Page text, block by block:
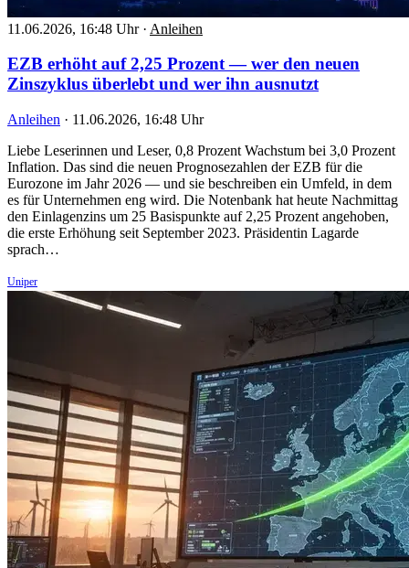
11.06.2026, 16:48 Uhr · Anleihen
EZB erhöht auf 2,25 Prozent — wer den neuen
Zinszyklus überlebt und wer ihn ausnutzt
Anleihen · 11.06.2026, 16:48 Uhr
Liebe Leserinnen und Leser, 0,8 Prozent Wachstum bei 3,0 Prozent
Inflation. Das sind die neuen Prognosezahlen der EZB für die
Eurozone im Jahr 2026 — und sie beschreiben ein Umfeld, in dem
es für Unternehmen eng wird. Die Notenbank hat heute Nachmittag
den Einlagenzins um 25 Basispunkte auf 2,25 Prozent angehoben,
die erste Erhöhung seit September 2023. Präsidentin Lagarde
sprach…
Uniper